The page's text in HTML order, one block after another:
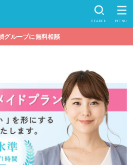
SEARCH MENU
グループに無料相談